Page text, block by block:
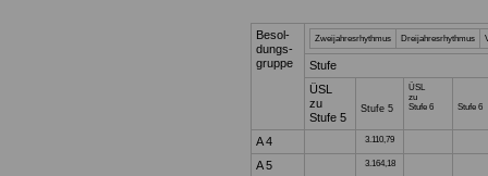
Besol-
dungs-
gruppe
Zweijahresrhythmus Dreijahresrhythmus
Stufe
ÜSL
zu
Stufe 5
Stufe 5
ÜSL
zu
Stufe 6
Stufe 6
A 4 3.110,79
A 5 3.164,18